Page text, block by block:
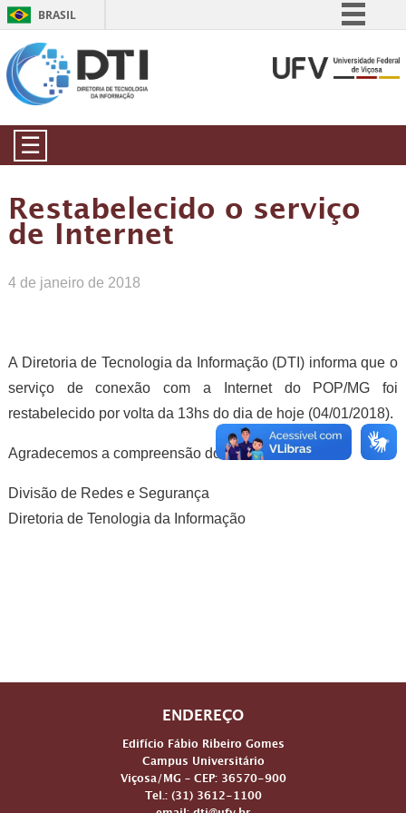
BRASIL
Comunica BR
☰
Restabelecido o serviço
de Internet
4 de janeiro de 2018
A Diretoria de Tecnologia da Informação (DTI) informa que o
serviço de conexão com a Internet do POP/MG foi
restabelecido por volta da 13hs do dia de hoje (04/01/2018).
Agradecemos a compreensão dos usuários da UFV.
Divisão de Redes e Segurança
Diretoria de Tenologia da Informação
ENDEREÇO
Edifício Fábio Ribeiro Gomes
Campus Universitário
Viçosa/MG – CEP: 36570-900
Tel.: (31) 3612-1100